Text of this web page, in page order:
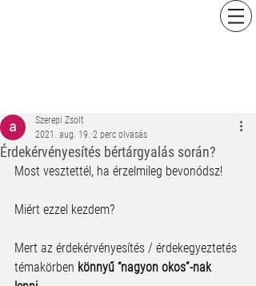
Érdekérvényesítés bértárgyalás során?
Szerepi Zsolt
2021. aug. 19. 2 perc olvasás
Most vesztettél, ha érzelmileg bevonódsz!
Miért ezzel kezdem?
Mert az érdekérvényesítés / érdekegyeztetés
témakörben könnyű “nagyon okos”-nak